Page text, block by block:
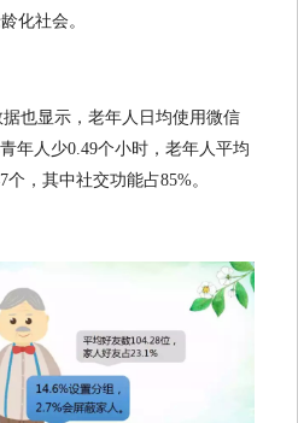
化社会。
也显示，老年人日均使用微信
年人少0.49个小时，老年人平均
，其中社交功能占85%。